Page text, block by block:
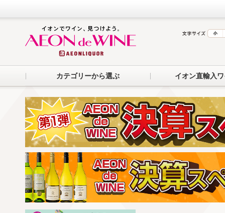
カテゴリーから選ぶ イオン直輸入